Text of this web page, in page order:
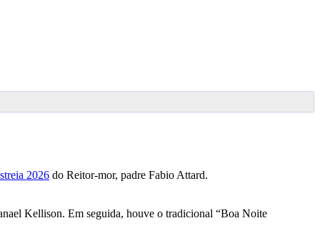
2026 do Reitor-mor, padre Fabio Attard.
Kellison. Em seguida, houve o tradicional “Boa Noite